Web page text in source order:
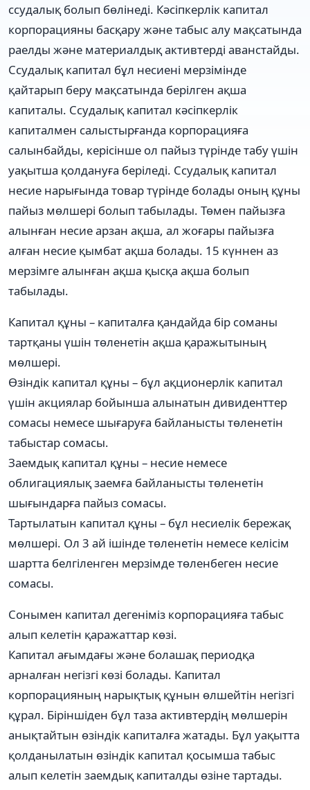
ссудалық болып бөлінеді. Кәсіпкерлік капитал
корпорацияны басқару және табыс алу мақсатында
раелды және материалдық активтерді аванстайды.
Ссудалық капитал бұл несиені мерзімінде
қайтарып беру мақсатында берілген ақша
капиталы. Ссудалық капитал кәсіпкерлік
капиталмен салыстырғанда корпорацияға
салынбайды, керісінше ол пайыз түрінде табу үшін
уақытша қолдануға беріледі. Ссудалық капитал
несие нарығында товар түрінде болады оның құны
пайыз мөлшері болып табылады. Төмен пайызға
алынған несие арзан ақша, ал жоғары пайызға
алған несие қымбат ақша болады. 15 күннен аз
мерзімге алынған ақша қысқа ақша болып
табылады.
Капитал құны – капиталға қандайда бір соманы
тартқаны үшін төленетін ақша қаражытының
мөлшері.
Өзіндік капитал құны – бұл ақционерлік капитал
үшін акциялар бойынша алынатын дивиденттер
сомасы немесе шығаруға байланысты төленетін
табыстар сомасы.
Заемдық капитал құны – несие немесе
облигациялық заемға байланысты төленетін
шығындарға пайыз сомасы.
Тартылатын капитал құны – бұл несиелік бережақ
мөлшері. Ол 3 ай ішінде төленетін немесе келісім
шартта белгіленген мерзімде төленбеген несие
сомасы.
Сонымен капитал дегеніміз корпорацияға табыс
алып келетін қаражаттар көзі.
Капитал ағымдағы және болашақ периодқа
арналған негізгі көзі болады. Капитал
корпорацияның нарықтық құнын өлшейтін негізгі
құрал. Біріншіден бұл таза активтердің мөлшерін
анықтайтын өзіндік капиталға жатады. Бұл уақытта
қолданылатын өзіндік капитал қосымша табыс
алып келетін заемдық капиталды өзіне тартады.